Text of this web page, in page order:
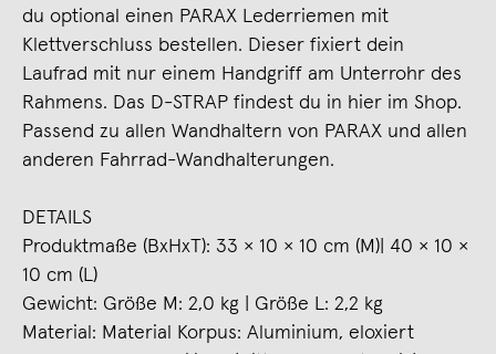
du optional einen PARAX Lederriemen mit
Klettverschluss bestellen. Dieser fixiert dein
Laufrad mit nur einem Handgriff am Unterrohr des
Rahmens. Das D-STRAP findest du in hier im Shop.
Passend zu allen Wandhaltern von PARAX und allen
anderen Fahrrad-Wandhalterungen.
DETAILS
Produktmaße (BxHxT): 33 × 10 × 10 cm (M)| 40 × 10 ×
10 cm (L)
Gewicht: Größe M: 2,0 kg | Größe L: 2,2 kg
Material: Material Korpus: Aluminium, eloxiert